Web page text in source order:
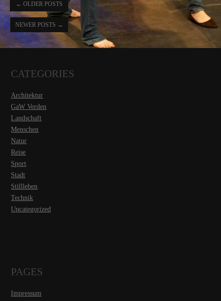
← OLDER POSTS
NEWER POSTS →
CATEGORIES
Architektur
GaW Verden
Landschaft
Menschen
Natur
Reise
Sport
Stadt
Stillleben
Technik
Uncategorized
PAGES
Impressum